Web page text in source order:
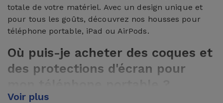
totale de votre matériel. Avec un design unique et
pour tous les goûts, découvrez nos housses pour
téléphone portable, iPad ou AirPods.
Où puis-je acheter des coques et
des protections d'écran pour
Voir plus